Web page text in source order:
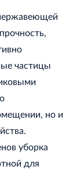
частицы
но и
уборка
для